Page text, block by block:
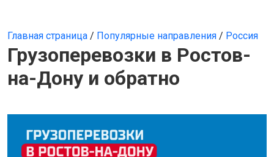
Главная страница / Популярные направления / Россия
Грузоперевозки в Ростов-
на-Дону и обратно